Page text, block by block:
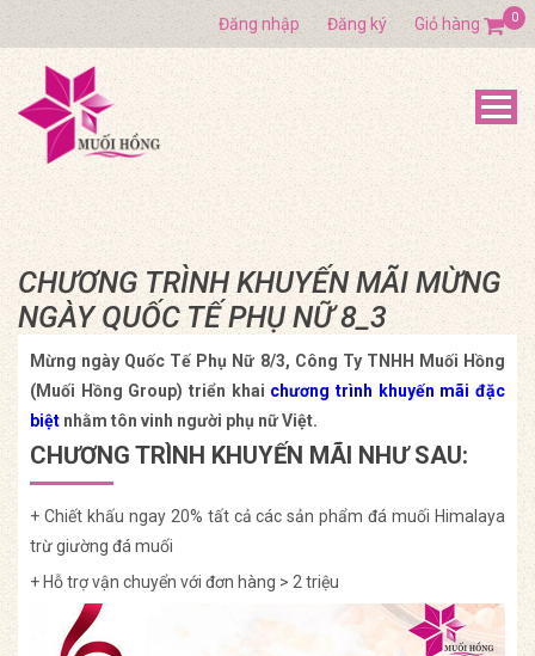
Đăng nhập Đăng ký Giỏ hàng 0
CHƯƠNG TRÌNH KHUYẾN MÃI MỪNG
NGÀY QUỐC TẾ PHỤ NỮ 8_3
Mừng ngày Quốc Tế Phụ Nữ 8/3, Công Ty TNHH Muối Hồng
(Muối Hồng Group) triển khai chương trình khuyến mãi đặc
biệt nhằm tôn vinh người phụ nữ Việt.
CHƯƠNG TRÌNH KHUYẾN MÃI NHƯ SAU:
+ Chiết khấu ngay 20% tất cả các sản phẩm đá muối Himalaya
trừ giường đá muối
+ Hỗ trợ vận chuyển với đơn hàng > 2 triệu